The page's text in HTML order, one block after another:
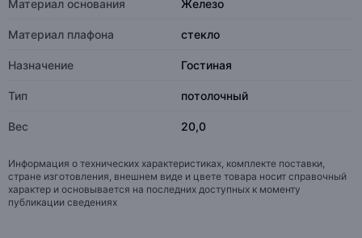
Материал основания Железо
Материал плафона стекло
Назначение Гостиная
Тип потолочный
Вес 20,0
Информация о технических характеристиках, комплекте поставки,
стране изготовления, внешнем виде и цвете товара носит справочный
характер и основывается на последних доступных к моменту
публикации сведениях